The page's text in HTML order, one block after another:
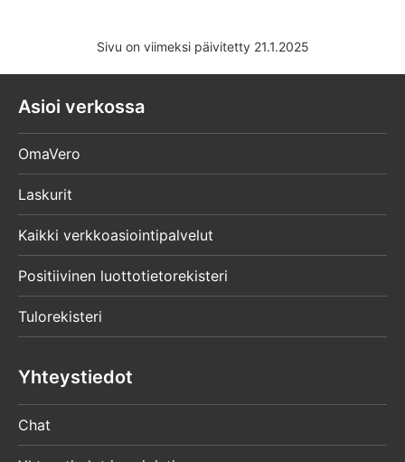
Sivu on viimeksi päivitetty 21.1.2025
Asioi verkossa
OmaVero
Laskurit
Kaikki verkkoasiointipalvelut
Positiivinen luottotietorekisteri
Tulorekisteri
Yhteystiedot
Chat